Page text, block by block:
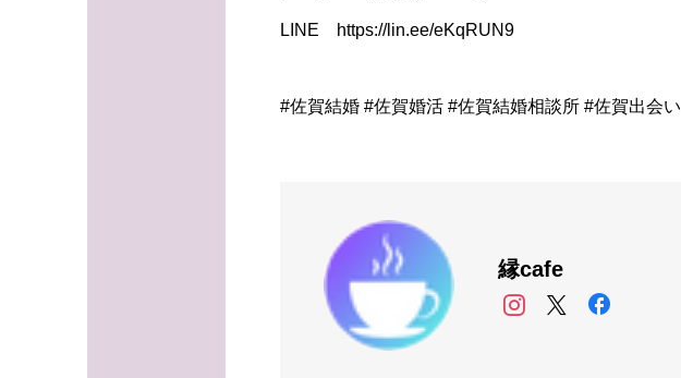
LINE https://lin.ee/eKqRUN9
#佐賀結婚 #佐賀婚活 #佐賀結婚相談所 #佐賀出会い
縁cafe